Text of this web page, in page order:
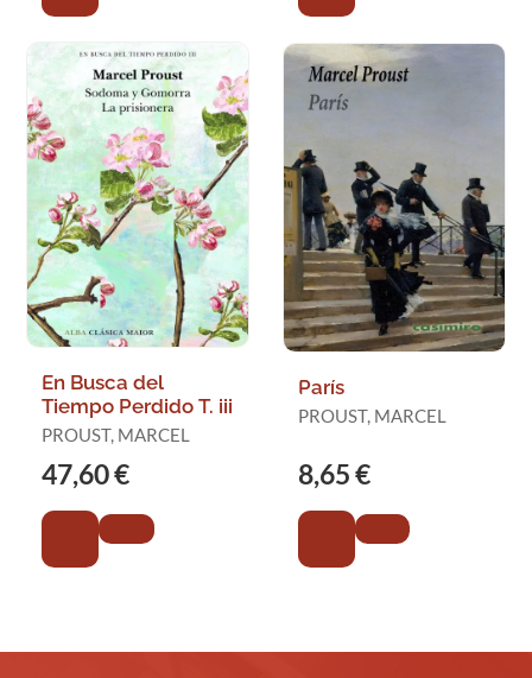
En Busca del
Tiempo Perdido T. iii
PROUST, MARCEL
47,60 €
París
PROUST, MARCEL
8,65 €